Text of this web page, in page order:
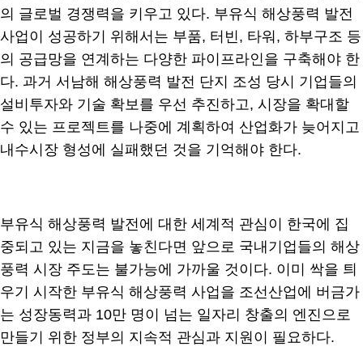
의 글로벌 경쟁력을 키우고 있다. 부유식 해상풍력 발전
사업이 성공하기 위해서는 부품, 터빈, 타워, 하부구조 등
의 공급망을 연계하는 다양한 파이프라인을 구축해야 한
다. 과거 서남해 해상풍력 발전 단지 조성 당시 기업들의
설비투자와 기술 확보를 우선 추진하고, 시장을 확대할
수 있는 프로젝트를 나중에 계획하여 산업화가 늦어지고
내수시장 형성에 실패했던 것을 기억해야 한다.
부유식 해상풍력 발전에 대한 세계적 관심이 한국에 집
중되고 있는 지금을 놓친다면 앞으로 국내기업들의 해상
풍력 시장 주도는 불가능에 가까울 것이다. 이미 싹을 틔
우기 시작한 부유식 해상풍력 사업을 조선산업에 버금가
는 성장동력과 10만 명이 넘는 일자리 창출의 엔진으로
만들기 위한 정부의 지속적 관심과 지원이 필요하다.